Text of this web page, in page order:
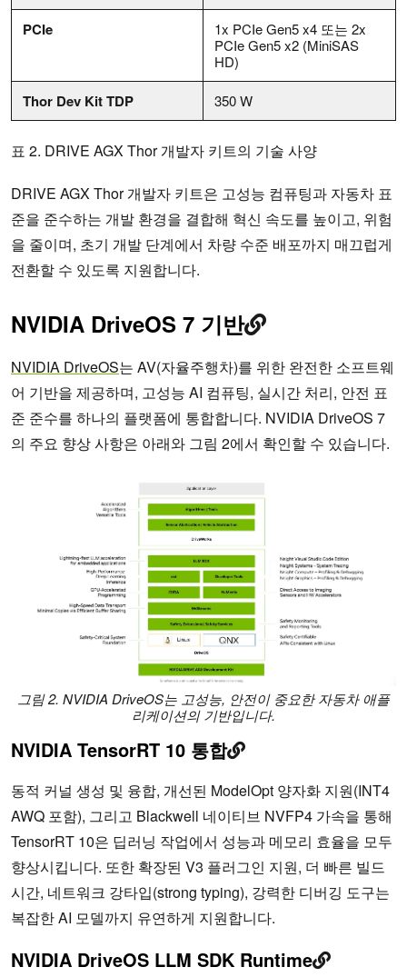
PCIe
1x PCIe Gen5 x4 또는 2x
PCIe Gen5 x2 (MiniSAS
HD)
Thor Dev Kit TDP 350 W
표 2. DRIVE AGX Thor 개발자 키트의 기술 사양
DRIVE AGX Thor 개발자 키트은 고성능 컴퓨팅과 자동차 표
준을 준수하는 개발 환경을 결합해 혁신 속도를 높이고, 위험
을 줄이며, 초기 개발 단계에서 차량 수준 배포까지 매끄럽게
전환할 수 있도록 지원합니다.
NVIDIA DriveOS 7 기반
NVIDIA DriveOS는 AV(자율주행차)를 위한 완전한 소프트웨
어 기반을 제공하며, 고성능 AI 컴퓨팅, 실시간 처리, 안전 표
준 준수를 하나의 플랫폼에 통합합니다. NVIDIA DriveOS 7
의 주요 향상 사항은 아래와 그림 2에서 확인할 수 있습니다.
그림 2. NVIDIA DriveOS는 고성능, 안전이 중요한 자동차 애플
리케이션의 기반입니다.
NVIDIA TensorRT 10 통합
동적 커널 생성 및 융합, 개선된 ModelOpt 양자화 지원(INT4
AWQ 포함), 그리고 Blackwell 네이티브 NVFP4 가속을 통해
TensorRT 10은 딥러닝 작업에서 성능과 메모리 효율을 모두
향상시킵니다. 또한 확장된 V3 플러그인 지원, 더 빠른 빌드
시간, 네트워크 강타입(strong typing), 강력한 디버깅 도구는
복잡한 AI 모델까지 유연하게 지원합니다.
NVIDIA DriveOS LLM SDK Runtime